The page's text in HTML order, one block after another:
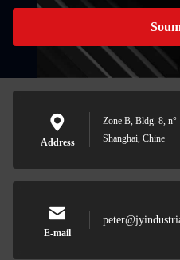
Address
Zone B, Bldg. 8, n°
Shanghai, Chine
E-mail